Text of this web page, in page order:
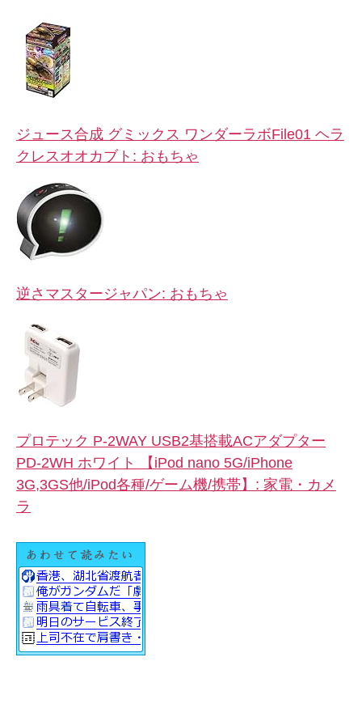
ジュース合成 グミックス ワンダーラボFile01 ヘラ
クレスオオカブト: おもちゃ
逆さマスタージャパン: おもちゃ
プロテック P-2WAY USB2基搭載ACアダプター
PD-2WH ホワイト 【iPod nano 5G/iPhone
3G,3GS他/iPod各種/ゲーム機/携帯】: 家電・カメ
ラ